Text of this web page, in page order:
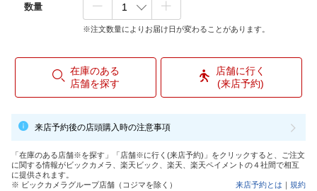
数量
※注文数量によりお届け日が変わることがあります。
在庫のある
店舗を探す
店舗に行く
(来店予約)
来店予約後の店頭購入時の注意事項
「在庫のある店舗※を探す」「店舗※に行く(来店予約)」をクリックすると、ご注文
に関する情報がビックカメラ、楽天ビック、楽天、楽天ペイメントの４社間で相互
に提供されます。
※ ビックカメラグループ店舗（コジマを除く）
来店予約とは ｜ 規約